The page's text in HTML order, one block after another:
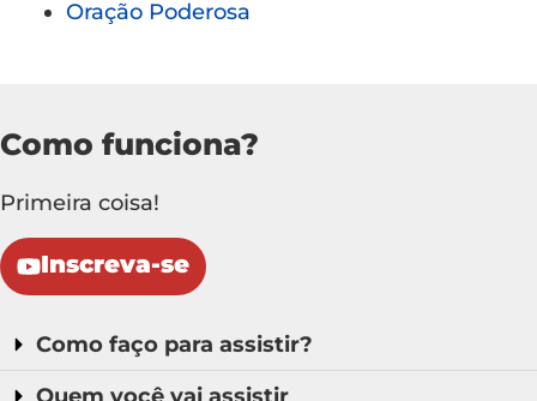
Oração Poderosa
Como funciona?
Primeira coisa!
Inscreva-se
Como faço para assistir?